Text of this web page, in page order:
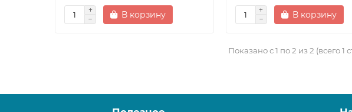
В корзину В корзину
Показано с 1 по 2 из 2 (всего 1